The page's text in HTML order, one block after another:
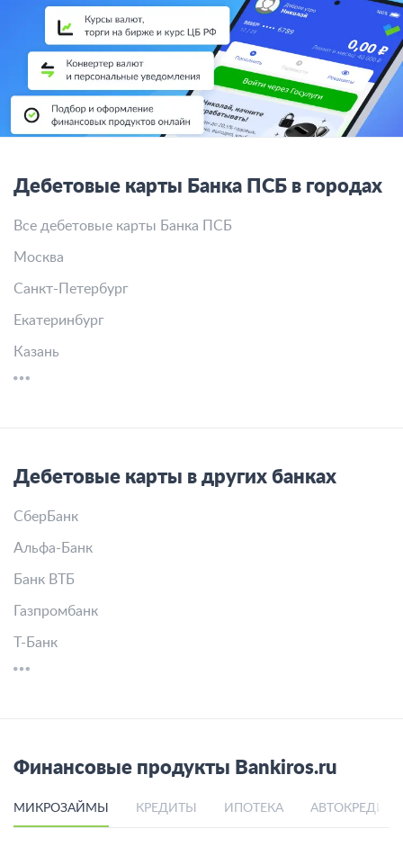
Дебетовые карты Банка ПСБ в городах
Все дебетовые карты Банка ПСБ
Москва
Санкт-Петербург
Екатеринбург
Казань
Дебетовые карты в других банках
СберБанк
Альфа-Банк
Банк ВТБ
Газпромбанк
Т-Банк
Финансовые продукты Bankiros.ru
МИКРОЗАЙМЫ КРЕДИТЫ ИПОТЕКА